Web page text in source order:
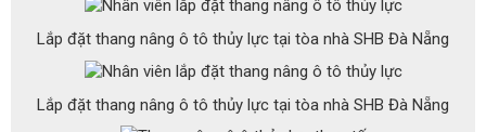
Lắp đặt thang nâng ô tô thủy lực tại tòa nhà SHB Đà Nẵng
Lắp đặt thang nâng ô tô thủy lực tại tòa nhà SHB Đà Nẵng